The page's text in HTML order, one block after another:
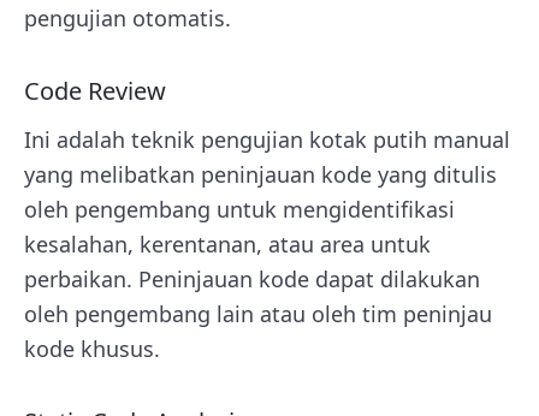
pengujian otomatis.
Code Review
Ini adalah teknik pengujian kotak putih manual
yang melibatkan peninjauan kode yang ditulis
oleh pengembang untuk mengidentifikasi
kesalahan, kerentanan, atau area untuk
perbaikan. Peninjauan kode dapat dilakukan
oleh pengembang lain atau oleh tim peninjau
kode khusus.